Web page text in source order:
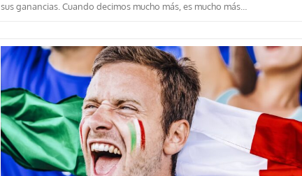
sus ganancias. Cuando decimos mucho más, es mucho más…